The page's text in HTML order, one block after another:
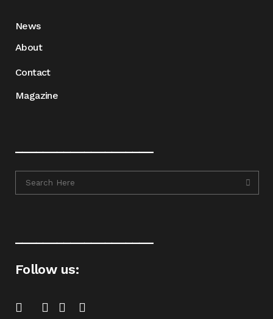
News
About
Contact
Magazine
Follow us: